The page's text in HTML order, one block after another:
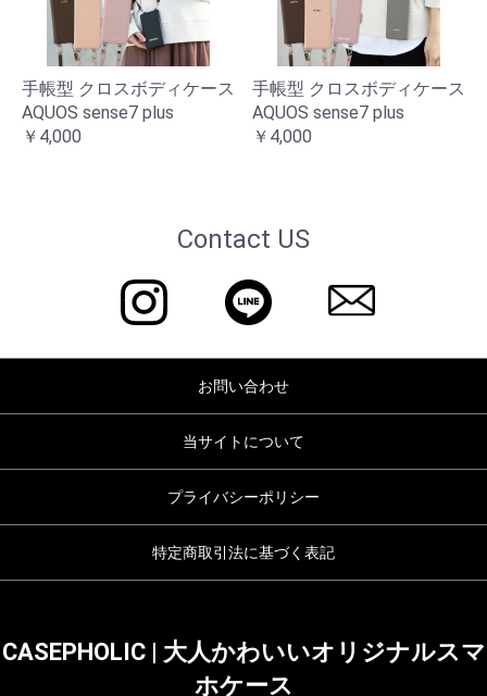
手帳型 クロスボディケース
AQUOS sense7 plus
￥4,000
手帳型 クロスボディケース
AQUOS sense7 plus
￥4,000
Contact US
お問い合わせ
当サイトについて
プライバシーポリシー
特定商取引法に基づく表記
CASEPHOLIC | 大人かわいいオリジナルスマ
ホケース